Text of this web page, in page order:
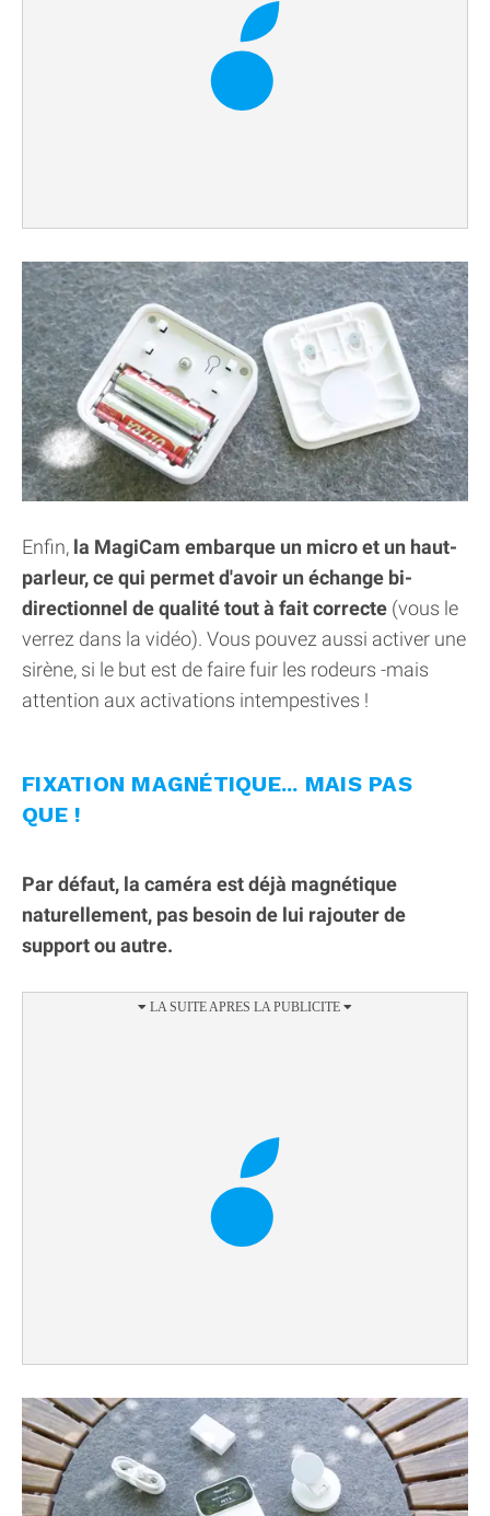
Enfin, la MagiCam embarque un micro et un haut-
parleur, ce qui permet d'avoir un échange bi-
directionnel de qualité tout à fait correcte (vous le
verrez dans la vidéo). Vous pouvez aussi activer une
sirène, si le but est de faire fuir les rodeurs -mais
attention aux activations intempestives !
FIXATION MAGNÉTIQUE... MAIS PAS
QUE !
Par défaut, la caméra est déjà magnétique
naturellement, pas besoin de lui rajouter de
support ou autre.